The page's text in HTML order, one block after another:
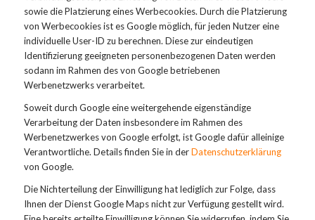
sowie die Platzierung eines Werbecookies. Durch die Platzierung
von Werbecookies ist es Google möglich, für jeden Nutzer eine
individuelle User-ID zu berechnen. Diese zur eindeutigen
Identifizierung geeigneten personenbezogenen Daten werden
sodann im Rahmen des von Google betriebenen
Werbenetzwerks verarbeitet.
Soweit durch Google eine weitergehende eigenständige
Verarbeitung der Daten insbesondere im Rahmen des
Werbenetzwerkes von Google erfolgt, ist Google dafür alleinige
Verantwortliche. Details finden Sie in derDatenschutzerklärung
von Google.
Die Nichterteilung der Einwilligung hat lediglich zur Folge, dass
Ihnen der Dienst Google Maps nicht zur Verfügung gestellt wird.